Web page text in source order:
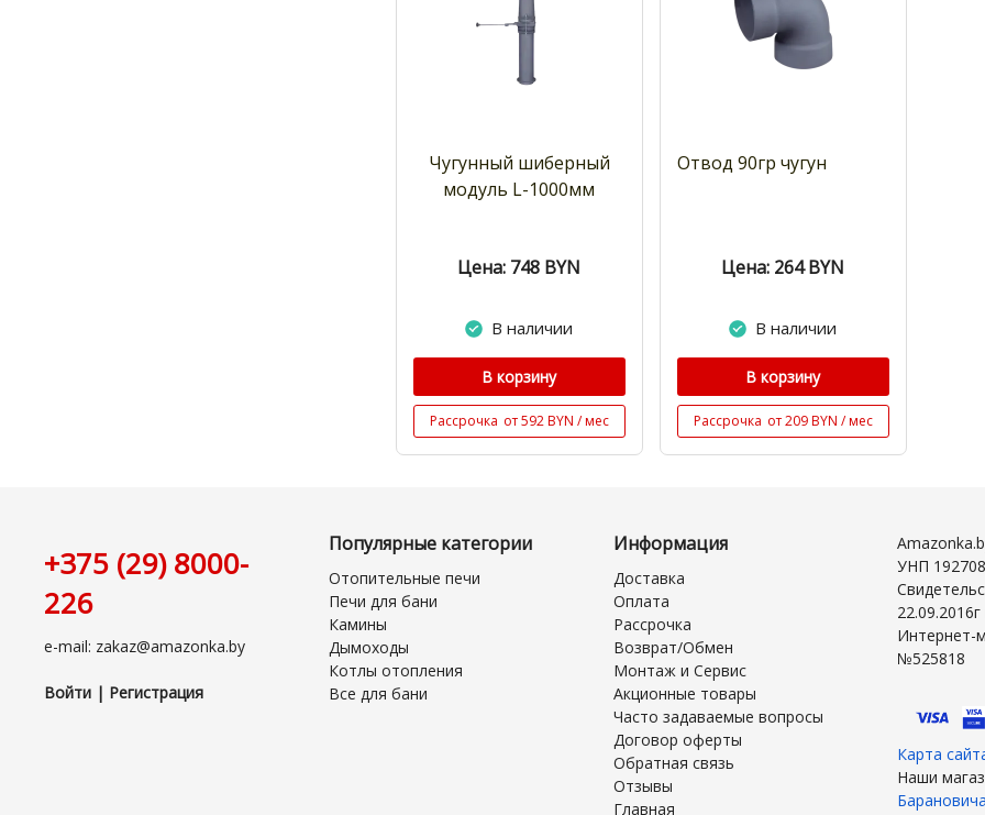
Чугунный шиберный
модуль L-1000мм
Цена: 748 BYN
В наличии
В корзину
Рассрочка от 592 BYN / мес
Отвод 90гр чугун
Цена: 264 BYN
В наличии
В корзину
Рассрочка от 209 BYN / мес
+375 (29) 8000-
226
e-mail: zakaz@amazonka.by
Войти | Регистрация
Популярные категории
Отопительные печи
Печи для бани
Камины
Дымоходы
Котлы отопления
Все для бани
Информация
Доставка
Оплата
Рассрочка
Возврат/Обмен
Монтаж и Сервис
Акционные товары
Часто задаваемые вопросы
Договор оферты
Обратная связь
Отзывы
Главная
УНП
Интернет-
№525818
Карта
Наши